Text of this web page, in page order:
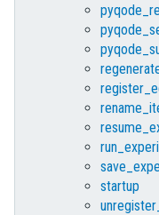
startup